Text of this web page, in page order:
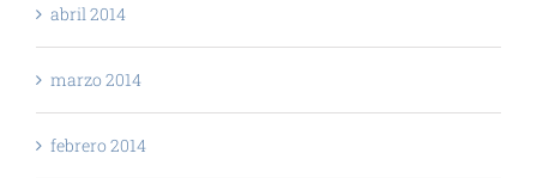
abril 2014
marzo 2014
febrero 2014